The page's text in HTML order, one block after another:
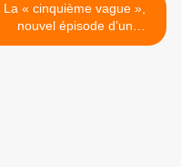
La « cinquième vague »,
nouvel épisode d’un
feuilleton qui a trop duré :